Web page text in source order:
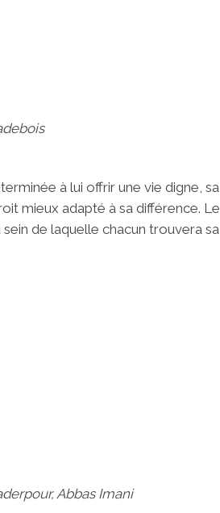
à lui offrir une vie digne, sa
mieux adapté à sa différence. Le
sein de laquelle chacun trouvera sa
Abbas Imani